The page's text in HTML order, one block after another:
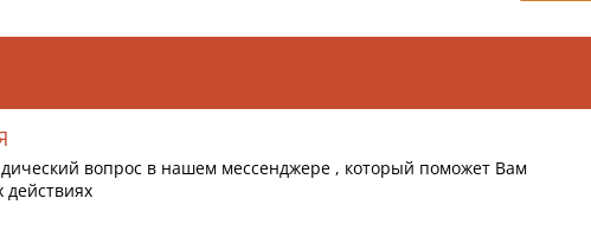
вопрос в нашем мессенджере , который поможет Вам